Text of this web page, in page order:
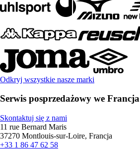
Odkryj wszystkie nasze marki
Serwis posprzedażowy we Francja
Skontaktuj się z nami
11 rue Bernard Maris
37270 Montlouis-sur-Loire, Francja
+33 1 86 47 62 58